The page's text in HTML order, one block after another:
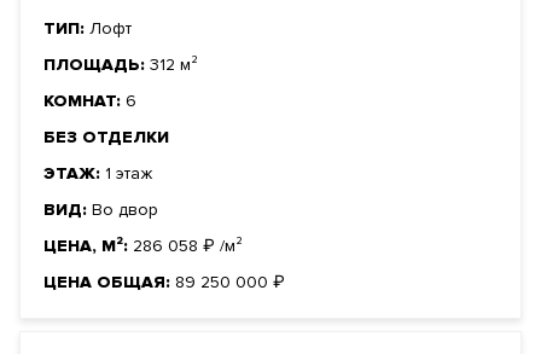
ТИП: Лофт
ПЛОЩАДЬ: 312 м²
КОМНАТ: 6
БЕЗ ОТДЕЛКИ
ЭТАЖ: 1 этаж
ВИД: Во двор
ЦЕНА, М²: 286 058 ₽ /м²
ЦЕНА ОБЩАЯ: 89 250 000 ₽